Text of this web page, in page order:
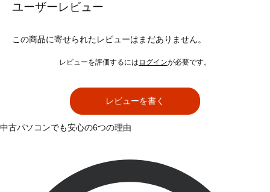
ユーザーレビュー
この商品に寄せられたレビューはまだありません。
レビューを評価するには ログインが必要です。
レビューを書く
中古パソコンでも安心の6つの理由